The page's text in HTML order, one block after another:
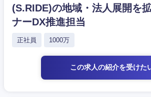
(S.RIDE)の地域・法人展開を
ナーDX推進担当
正社員 1000万
この求人の紹介を受けた